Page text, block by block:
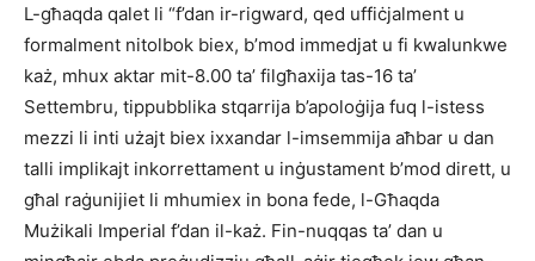
L-għaqda qalet li “f’dan ir-rigward, qed uffiċjalment u
formalment nitolbok biex, b’mod immedjat u fi kwalunkwe
każ, mhux aktar mit-8.00 ta’ filgħaxija tas-16 ta’
Settembru, tippubblika stqarrija b’apoloġija fuq l-istess
mezzi li inti użajt biex ixxandar l-imsemmija aħbar u dan
talli implikajt inkorrettament u inġustament b’mod dirett, u
għal raġunijiet li mhumiex in bona fede, l-Għaqda
Mużikali Imperial f’dan il-każ. Fin-nuqqas ta’ dan u